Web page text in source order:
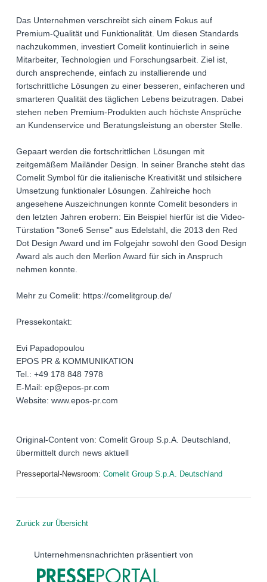
Das Unternehmen verschreibt sich einem Fokus auf
Premium-Qualität und Funktionalität. Um diesen Standards
nachzukommen, investiert Comelit kontinuierlich in seine
Mitarbeiter, Technologien und Forschungsarbeit. Ziel ist,
durch ansprechende, einfach zu installierende und
fortschrittliche Lösungen zu einer besseren, einfacheren und
smarteren Qualität des täglichen Lebens beizutragen. Dabei
stehen neben Premium-Produkten auch höchste Ansprüche
an Kundenservice und Beratungsleistung an oberster Stelle.
Gepaart werden die fortschrittlichen Lösungen mit
zeitgemäßem Mailänder Design. In seiner Branche steht das
Comelit Symbol für die italienische Kreativität und stilsichere
Umsetzung funktionaler Lösungen. Zahlreiche hoch
angesehene Auszeichnungen konnte Comelit besonders in
den letzten Jahren erobern: Ein Beispiel hierfür ist die Video-
Türstation "3one6 Sense" aus Edelstahl, die 2013 den Red
Dot Design Award und im Folgejahr sowohl den Good Design
Award als auch den Merlion Award für sich in Anspruch
nehmen konnte.
Mehr zu Comelit: https://comelitgroup.de/
Pressekontakt:
Evi Papadopoulou
EPOS PR & KOMMUNIKATION
Tel.: +49 178 848 7978
E-Mail: ep@epos-pr.com
Website: www.epos-pr.com
Original-Content von: Comelit Group S.p.A. Deutschland,
übermittelt durch news aktuell
Presseportal-Newsroom: Comelit Group S.p.A. Deutschland
Zurück zur Übersicht
Unternehmensnachrichten präsentiert von